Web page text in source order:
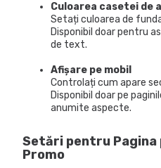
Culoarea casetei de
Setați culoarea de
Disponibil doar pentru
de text.
Afișare pe mobil
Controlați cum apare
Disponibil doar pe
anumite aspecte.
Setări pentru Pagina
Promo